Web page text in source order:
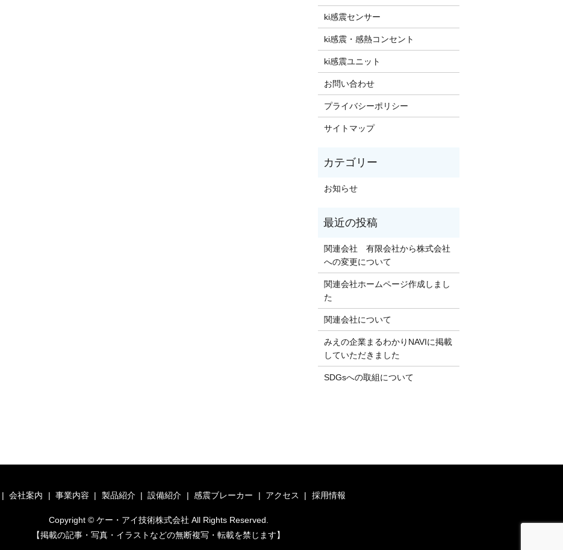
ki感震センサー
ki感震・感熱コンセント
ki感震ユニット
お問い合わせ
プライバシーポリシー
サイトマップ
お知らせ
関連会社 有限会社から株式会社
への変更について
関連会社ホームページ作成しまし
た
関連会社について
みえの企業まるわかりNAVIに掲載
していただきました
SDGsへの取組について
会社案内 事業内容 製品紹介 設備紹介 感震ブレーカー アクセス 採用情報
Copyright © ケー・アイ技術株式会社 All Rights Reserved.
【掲載の記事・写真・イラストなどの無断複写・転載を禁じます】